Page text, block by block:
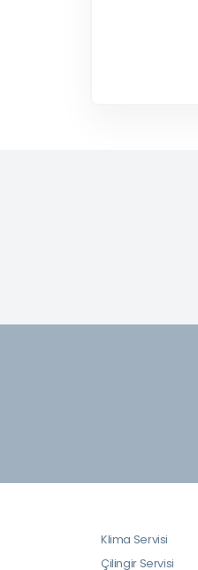
Klima Servisi
Çilingir Servisi